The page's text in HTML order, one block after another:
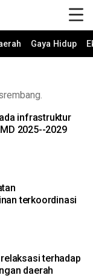
Gaya Hidup
infrastruktur
2025--2029
terkoordinasi
terhadap
daerah